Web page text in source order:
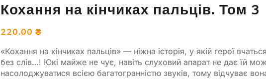
Кохання на кінчиках пальців. Том 3
220.00₴
«Кохання на кінчиках пальців» — ніжна історія, у якій герої
без слів…! Юкі майже не чує, навіть слуховий апарат не дає їй
насолоджуватися всією багатогранністю звуків, тому відчуває